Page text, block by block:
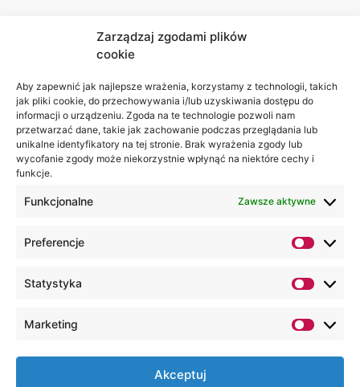
Zarządzaj zgodami plików
cookie
Aby zapewnić jak najlepsze wrażenia, korzystamy z technologii, takich
jak pliki cookie, do przechowywania i/lub uzyskiwania dostępu do
informacji o urządzeniu. Zgoda na te technologie pozwoli nam
przetwarzać dane, takie jak zachowanie podczas przeglądania lub
unikalne identyfikatory na tej stronie. Brak wyrażenia zgody lub
wycofanie zgody może niekorzystnie wpłynąć na niektóre cechy i
funkcje.
Funkcjonalne Zawsze aktywne
Preferencje
Statystyka
Marketing
Akceptuj